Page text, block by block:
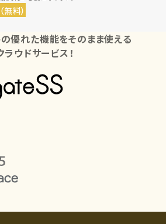
料）
れた機能をそのまま使える
ラウドサービス！